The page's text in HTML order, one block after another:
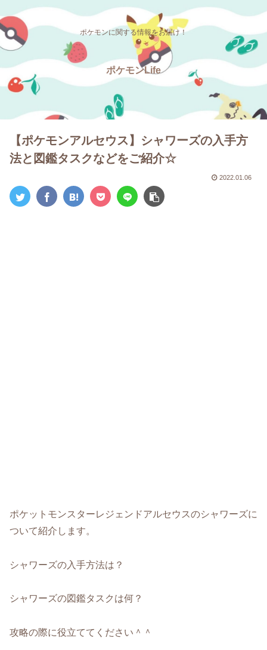
ポケモンに関する情報をお届け！
ポケモンLife
【ポケモンアルセウス】シャワーズの入手方
法と図鑑タスクなどをご紹介☆
2022.01.06
ポケットモンスターレジェンドアルセウスのシャワーズに
ついて紹介します。
シャワーズの入手方法は？
シャワーズの図鑑タスクは何？
攻略の際に役立ててください＾＾